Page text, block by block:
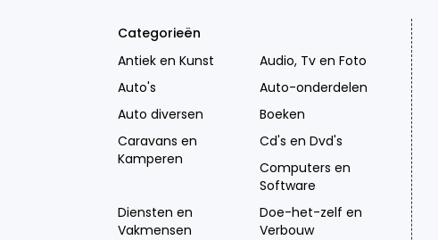
Categorieën
Antiek en Kunst
Audio, Tv en Foto
Auto's
Auto-onderdelen
Auto diversen
Boeken
Caravans en
Kamperen
Cd's en Dvd's
Computers en
Software
Diensten en
Vakmensen
Doe-het-zelf en
Verbouw